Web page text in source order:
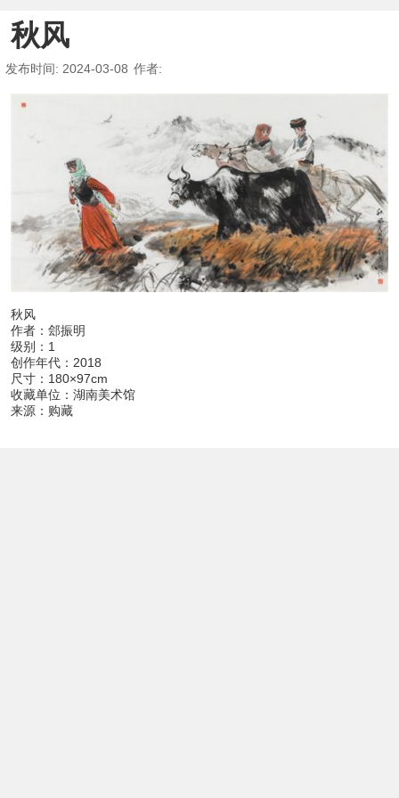
秋风
发布时间: 2024-03-08 作者:
秋风
作者：郐振明
级别：1
创作年代：2018
尺寸：180×97cm
收藏单位：湖南美术馆
来源：购藏